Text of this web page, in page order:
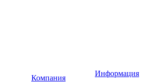
Компания
Информация